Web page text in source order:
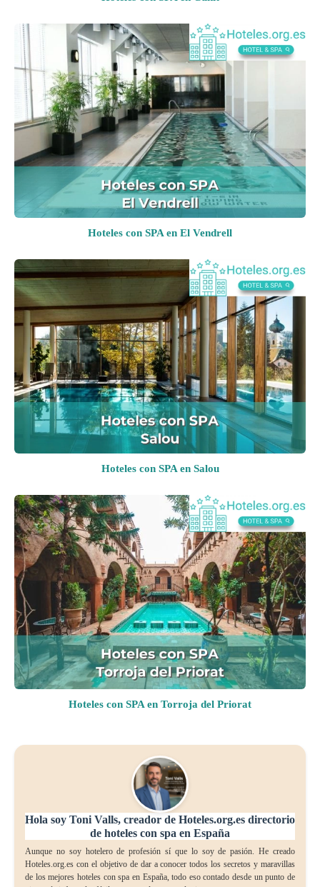
Hoteles con SPA en El Vendrell
Hoteles con SPA en Salou
Hoteles con SPA en Torroja del Priorat
Hola soy Toni Valls, creador de Hoteles.org.es directorio
de hoteles con spa en España
Aunque no soy hotelero de profesión sí que lo soy de pasión. He creado
Hoteles.org.es con el objetivo de dar a conocer todos los secretos y maravillas
de los mejores hoteles con spa en España, todo eso contado desde un punto de